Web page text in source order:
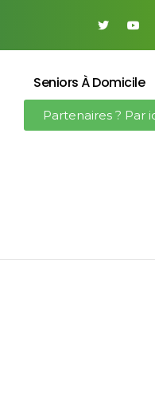
Seniors À Domicile
Partenaires ? Par